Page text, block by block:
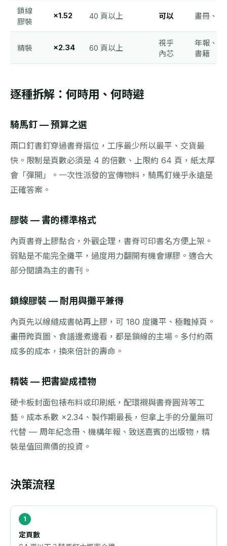
鎖線
膠裝
×1.52 40 頁以上 可以 畫冊、
精裝 ×2.34 60 頁以上
視乎
內芯
年報、
書籍
逐種拆解：何時用、何時避
騎馬釘 — 預算之選
兩口釘書釘穿過書脊摺位，工序最少所以最平、交貨最
快。限制是頁數必須是 4 的倍數、上限約 64 頁，紙太厚
會「彈開」。一次性派發的宣傳物料，騎馬釘幾乎永遠是
正確答案。
膠裝 — 書的標準格式
內頁書脊上膠黏合，外觀企理，書脊可印書名方便上架。
弱點是不能完全攤平，過度用力翻開有機會爆膠。適合大
部分閱讀為主的書刊。
鎖線膠裝 — 耐用與攤平兼得
內頁先以線縫成書帖再上膠，可 180 度攤平、極難掉頁。
畫冊跨頁圖、食譜邊煮邊看，都是鎖線的主場。多付約兩
成多的成本，換來倍計的壽命。
精裝 — 把書變成禮物
硬卡板封面包裱布料或印刷紙，配環襯與書脊圓背等工
藝。成本系數 ×2.34、製作期最長，但拿上手的分量無可
代替 — 周年紀念冊、機構年報、致送嘉賓的出版物，精
裝是值回票價的投資。
決策流程
定頁數